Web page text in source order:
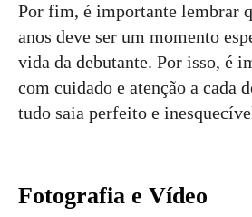
Por fim, é importante lembrar
anos deve ser um momento
vida da debutante. Por isso, é
com cuidado e atenção a cada
tudo saia perfeito e
Fotografia e Vídeo